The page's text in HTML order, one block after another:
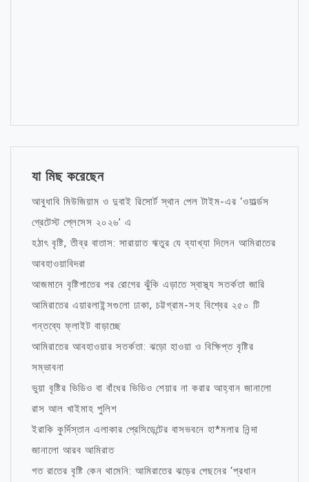
যা মিছ করেছেন
আবুধাবি মিউজিয়াম ও দুবাই রিসোর্ট স্থান পেল টাইম-এর ‘ওয়ার্ল্ডস
গ্রেটেস্ট প্লেসেস ২০২৬’ এ
হঠাৎ বৃষ্টি, তীব্র বাতাস: সারায়াত ঋতুর যে ব্যাখ্যা দিলেন আমিরাতের
আবহাওয়াবিদরা
আজমানে বৃষ্টিপাতের পর রোগের ঝুঁকি এড়াতে স্বাস্থ্য সতর্কতা জারি
আমিরাতের এয়ারলাইন্সগুলো ঢাকা, চট্টগ্রাম-সহ বিশ্বের ২৫০ টি
গন্তব্যে ফ্লাইট বাড়াচ্ছে
আমিরাতের আবহাওয়ার সতর্কতা: ঝড়ো হাওয়া ও বিক্ষিপ্ত বৃষ্টির
সম্ভাবনা
ভুয়া বৃষ্টির ভিডিও বা বাঁধের ভিডিও শেয়ার না করার আহ্বান জানালো
রাস আল খাইমাহ পুলিশ
ইরাকি কুর্দিস্তান এলাকার প্রেসিডেন্টের বাসভবনে হা*মলার নিন্দা
জানালো আরব আমিরাত
গত রাতের বৃষ্টি কেন থামেনি: আমিরাতের ঝড়ের পেছনের ‘প্রধান